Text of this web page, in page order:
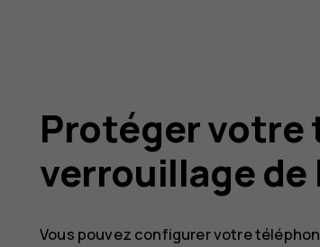
Protéger votre
verrouillage de
Vous pouvez configurer votre